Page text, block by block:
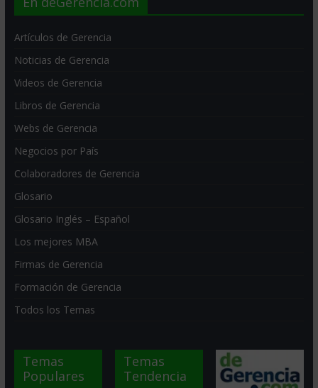
Artículos de Gerencia
Noticias de Gerencia
Videos de Gerencia
Libros de Gerencia
Webs de Gerencia
Negocios por País
Colaboradores de Gerencia
Glosario
Glosario Inglés – Español
Los mejores MBA
Firmas de Gerencia
Formación de Gerencia
Todos los Temas
Temas
Populares
Temas
Tendencia